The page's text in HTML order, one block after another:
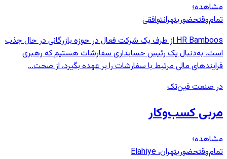
مشاهده›
تمام‌وقتحضوریتهرانتوافقی
HR Bamboos از طرف یک شرکت فعال در حوزه بازرگانی در حال جذب
است. به‌دنبال یک رئیس حسابداری سفارشات هستیم که رهبری
فرایندهای مالی مرتبط با سفارشات را بر عهده بگیرد، از صحت…
در صنعت فین‌تک
مربی کسب‌وکار
مشاهده›
تمام‌وقتحضوریتهران، Elahiye